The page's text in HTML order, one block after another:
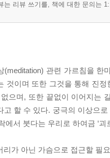
는 초기불교경전
사성제 / 무상과 무아에 대
르침 / 자애의 경전 / 축복에 관
는 리뷰 쓰기를, 책에 대한 문의는
(meditation) 관련 가르침을 한
것이며 또한 그것을 통해 진
으며, 또한 끝없이 이어지는
고 할 수 있다. 궁극의 이상으
에서 붓다는 우리로 하여금 ‘
리가 아닌 가슴으로 접근할 필